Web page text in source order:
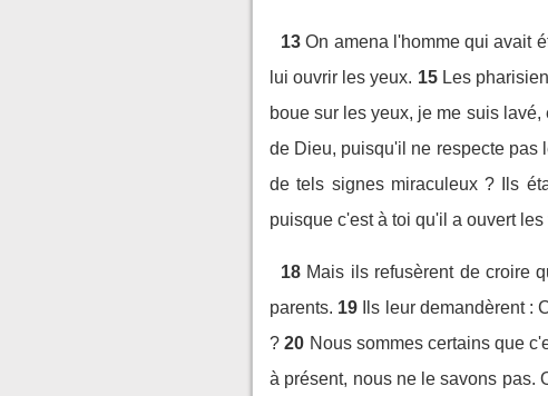
13 On amena l'homme qui avait
lui ouvrir les yeux. 15 Les
boue sur les yeux, je me suis lavé,
de Dieu, puisqu'il ne respecte pas
de tels signes miraculeux ? Ils
puisque c'est à toi qu'il a ouvert
18 Mais ils refusèrent de croire
parents. 19
Ils leur demandèrent
? 20 Nous sommes certains que
à présent, nous ne le savons pas.